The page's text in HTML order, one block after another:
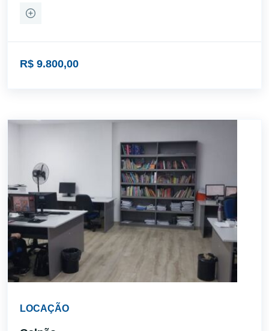
R$ 9.800,00
LOCAÇÃO